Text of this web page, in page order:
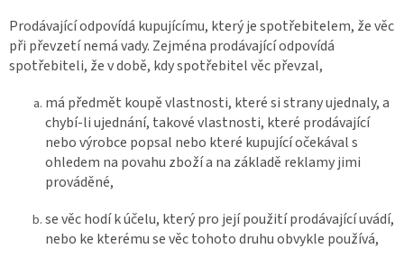
Prodávající odpovídá kupujícímu, který je spotřebitelem, že věc
při převzetí nemá vady. Zejména prodávající odpovídá
spotřebiteli, že v době, kdy spotřebitel věc převzal,
má předmět koupě vlastnosti, které si strany ujednaly, a
chybí-li ujednání, takové vlastnosti, které prodávající
nebo výrobce popsal nebo které kupující očekával s
ohledem na povahu zboží a na základě reklamy jimi
prováděné,
se věc hodí k účelu, který pro její použití prodávající uvádí,
nebo ke kterému se věc tohoto druhu obvykle používá,